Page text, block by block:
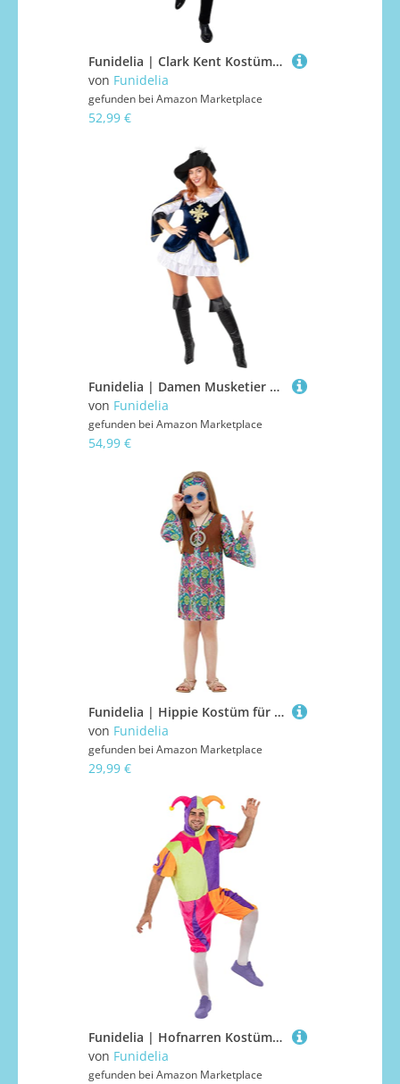
Funidelia | Clark Kent Kostüm - Superman für Herren Man of Steel, Superhelden, Justice League - Kostüme für Erwachsene & Verkleidung für Partys, Karneval & Halloween - Größe M-L - Schwarz
von Funidelia
gefunden bei Amazon Marketplace
52,99 €
Funidelia | Damen Musketier Kostüm für Damen Musketiere, Schwertkämpfer - Kostüm für Erwachsene & Verkleidung für Partys, Karneval & Halloween - Größe M - Braun
von Funidelia
gefunden bei Amazon Marketplace
54,99 €
Funidelia | Hippie Kostüm für Mädchen Größe 3-4 Jahre De jaren '60, Hippie, Flower power, Berufe - Farben: Bunt, Zubehör für Kostüm - Lustige Kostüme für deine Partys
von Funidelia
gefunden bei Amazon Marketplace
29,99 €
Funidelia | Hofnarren Kostüm für Herren Clowns, Zirkus, Mittelalterliche - Kostüm für Erwachsene & Verkleidung für Partys, Karneval & Halloween - Größe M - Grau/Silber
von Funidelia
gefunden bei Amazon Marketplace